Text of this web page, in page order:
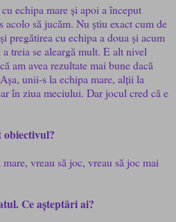
echipa mare și apoi a început
acolo să jucăm. Nu știu exact cum de
pregătirea cu echipa a doua și acum
treia se aleargă mult. E alt nivel
am avea rezultate mai bune dacă
unii-s la echipa mare, alții la
în ziua meciului. Dar jocul cred că e
vreau să joc, vreau să joc mai
Ce așteptări ai?